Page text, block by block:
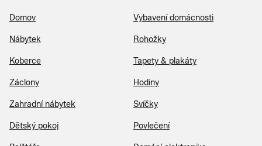
Domov Vybavení domácnosti
Nábytek Rohožky
Koberce Tapety & plakáty
Záclony Hodiny
Zahradní nábytek Svíčky
Dětský pokoj Povlečení